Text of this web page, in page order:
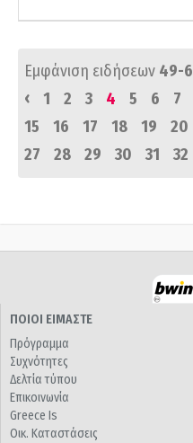
Εμφάνιση ειδήσεων 49-
‹
1 2 3 4 5 6 7
15
16 17 18 19 20
27
28 29 30 31 32
ΠΟΙΟΙ ΕΙΜΑΣΤΕ
Πρόγραμμα
Συχνότητες
Δελτία τύπου
Επικοινωνία
Greece Is
Οικ. Καταστάσεις